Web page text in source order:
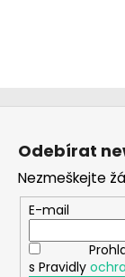
Z
Odebírat
Nezmeškejte
E-mail
s Pravidly